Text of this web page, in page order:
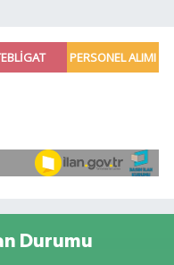
Durumu